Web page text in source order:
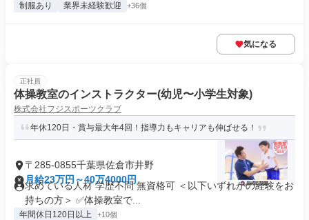
制服あり 業界未経験歓迎 +36個
気になる
正社員
体操教室のインストラクター(幼児〜小学生対象)
株式会社フジスポーツクラブ
年休120日・賞与最大年4回！指導力もキャリアも伸ばせる！
〒285-0855千葉県佐倉市井野
月給23万円～40万4000円
求めている人材 学歴不問 無資格可 ＜以下いずれかの経験をお
持ちの方＞ ✅体操教室で...
年間休日120日以上 +10個